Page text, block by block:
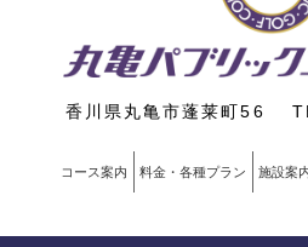
香川県丸亀市蓬莱町56
コース案内 料金・各種プラン 施設案